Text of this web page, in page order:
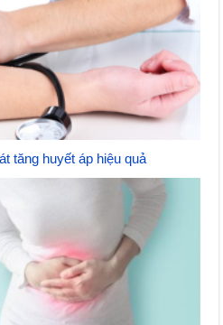
tăng huyết áp hiệu quả